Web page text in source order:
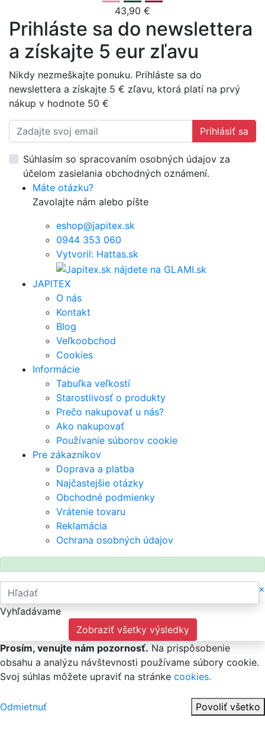
43,90 €
Prihláste sa do newslettera
a získajte 5 eur zľavu
Nikdy nezmeškajte ponuku. Prihláste sa do
newslettera a získajte 5 € zľavu, ktorá platí na prvý
nákup v hodnote 50 €
Prihlásiť sa
Súhlasím so spracovaním osobných údajov za
účelom zasielania obchodných oznámení.
Máte otázku?
Zavolajte nám alebo píšte
eshop@japitex.sk
0944 353 060
Vytvoril: Hattas.sk
JAPITEX
O nás
Kontakt
Blog
Veľkoobchod
Cookies
Informácie
Tabuľka veľkostí
Starostlivosť o produkty
Prečo nakupovať u nás?
Ako nakupovať
Používanie súborov cookie
Pre zákazníkov
Doprava a platba
Najčastejšie otázky
Obchodné podmienky
Vrátenie tovaru
Reklamácia
Ochrana osobných údajov
×
Vyhľadávame
Zobraziť všetky výsledky
Prosím, venujte nám pozornosť. Na prispôsobenie
obsahu a analýzu návštevnosti používame súbory cookie.
Svoj súhlas môžete upraviť na stránke cookies.
Odmietnuť Povoliť všetko